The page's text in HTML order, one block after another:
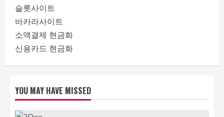
슬롯사이트
바카라사이트
소액결제 현금화
신용카드 현금화
YOU MAY HAVE MISSED